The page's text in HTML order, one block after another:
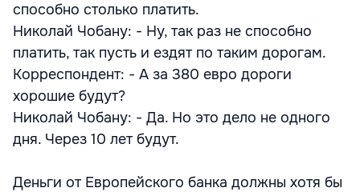
способно столько платить.
Николай Чобану: - Ну, так раз не способно
платить, так пусть и ездят по таким дорогам.
Корреспондент: - А за 380 евро дороги
хорошие будут?
Николай Чобану: - Да. Но это дело не одного
дня. Через 10 лет будут.
Деньги от Европейского банка должны хотя бы